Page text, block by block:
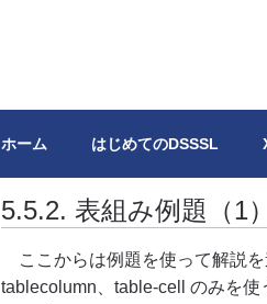
DSSSL.info
ホーム はじめてのDSSSL
5.5.2. 表組み例題（1）
ここからは例題を使って解説を
tablecolumn、table-cell のみを使